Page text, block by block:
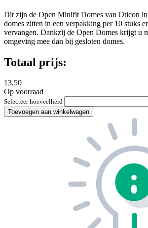
Dit zijn de Open Minifit Domes van Oticon
domes zitten in een verpakking per 10 stuks
vervangen. Dankzij de Open Domes krijgt u
omgeving mee dan bij gesloten domes.
Totaal prijs:
13,50
Op voorraad
Selecteer hoeveelheid
Toevoegen aan winkelwagen